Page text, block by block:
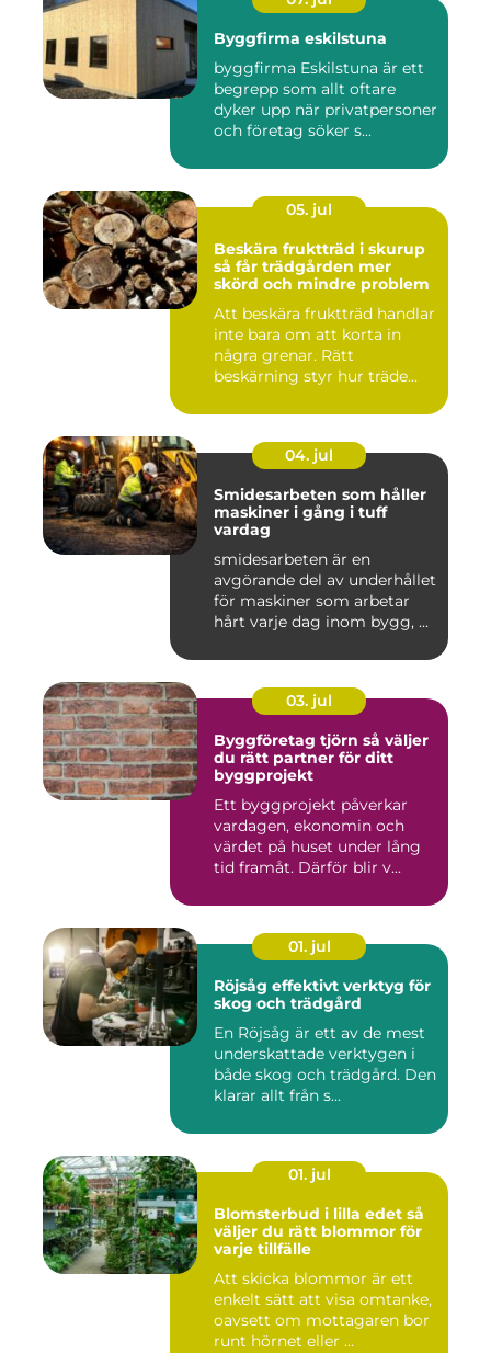
Byggfirma eskilstuna
byggfirma Eskilstuna är ett
begrepp som allt oftare
dyker upp när privatpersoner
och företag söker s...
05. jul
Beskära fruktträd i skurup
så får trädgården mer
skörd och mindre problem
Att beskära fruktträd handlar
inte bara om att korta in
några grenar. Rätt
beskärning styr hur träde...
04. jul
Smidesarbeten som håller
maskiner i gång i tuff
vardag
smidesarbeten är en
avgörande del av underhållet
för maskiner som arbetar
hårt varje dag inom bygg, ...
03. jul
Byggföretag tjörn så väljer
du rätt partner för ditt
byggprojekt
Ett byggprojekt påverkar
vardagen, ekonomin och
värdet på huset under lång
tid framåt. Därför blir v...
01. jul
Röjsåg effektivt verktyg för
skog och trädgård
En Röjsåg är ett av de mest
underskattade verktygen i
både skog och trädgård. Den
klarar allt från s...
01. jul
Blomsterbud i lilla edet så
väljer du rätt blommor för
varje tillfälle
Att skicka blommor är ett
enkelt sätt att visa omtanke,
oavsett om mottagaren bor
runt hörnet eller ...